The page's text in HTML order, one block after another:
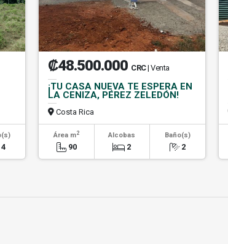
4
₡48.500.000 CRC| Venta
¡TU CASA NUEVA TE ESPERA EN
LA CENIZA, PÉREZ ZELEDÓN!
Costa Rica
Área m2
90
Alcobas
2
Baño(s)
2